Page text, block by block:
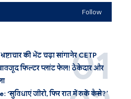
Follow
की भेंट चढ़ा सांगानेर CETP
फिल्टर प्लांट फेल! ठेकेदार और
जीरो, फिर रात में रुकें कैसे?’